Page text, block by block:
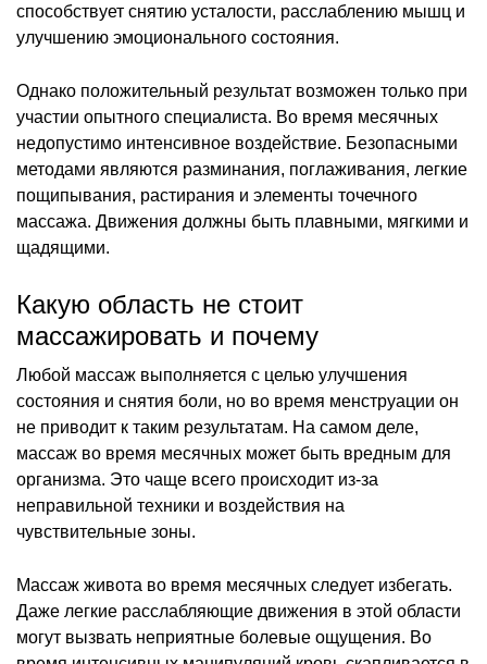
способствует снятию усталости, расслаблению мышц и
улучшению эмоционального состояния.
Однако положительный результат возможен только при
участии опытного специалиста. Во время месячных
недопустимо интенсивное воздействие. Безопасными
методами являются разминания, поглаживания, легкие
пощипывания, растирания и элементы точечного
массажа. Движения должны быть плавными, мягкими и
щадящими.
Какую область не стоит
массажировать и почему
Любой массаж выполняется с целью улучшения
состояния и снятия боли, но во время менструации он
не приводит к таким результатам. На самом деле,
массаж во время месячных может быть вредным для
организма. Это чаще всего происходит из-за
неправильной техники и воздействия на
чувствительные зоны.
Массаж живота во время месячных следует избегать.
Даже легкие расслабляющие движения в этой области
могут вызвать неприятные болевые ощущения. Во